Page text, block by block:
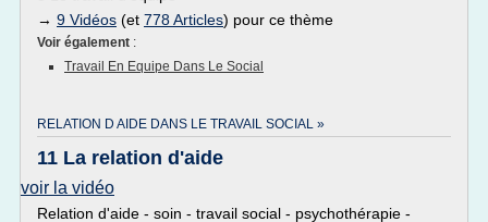
→ 9 Vidéos (et 778 Articles) pour ce thème
Voir également :
Travail En Equipe Dans Le Social
RELATION D AIDE DANS LE TRAVAIL SOCIAL »
11 La relation d'aide
voir la vidéo
Relation d'aide - soin - travail social - psychothérapie -